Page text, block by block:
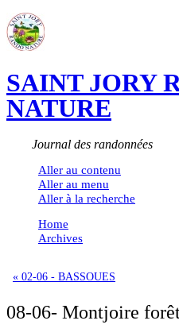
SAINT JORY
NATURE
Journal des randonnées
Aller au contenu
Aller au menu
Aller à la recherche
Home
Archives
« 02-06 - BASSOUES
08-06- Montjoire